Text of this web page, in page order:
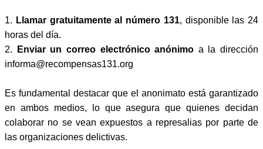
1. Llamar gratuitamente al número 131, disponible las 24
horas del día.
2.
Enviar un correo electrónico anónimo a la dirección
informa@recompensas131.org
Es fundamental destacar que el anonimato está garantizado
en ambos medios, lo que asegura que quienes decidan
colaborar no se vean expuestos a represalias por parte de
las organizaciones delictivas.